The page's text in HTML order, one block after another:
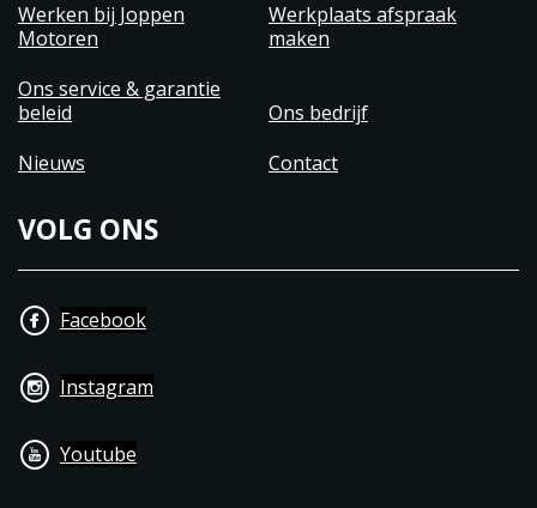
Werken bij Joppen
Motoren
Werkplaats afspraak
maken
Ons service & garantie
beleid
Ons bedrijf
Nieuws
Contact
VOLG ONS
Facebook
Instagram
Youtube